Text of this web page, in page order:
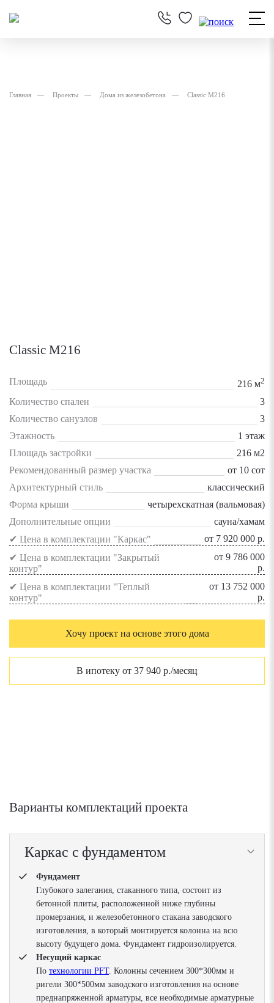
Главная Проекты Дома из железобетона Classic M216
Classic M216
Площадь 216 м2
Количество спален
3
Количество санузлов
3
Этажность
1 этаж
Площадь застройки
216 м2
Рекомендованный размер участка
от 10 сот
Архитектурный стиль
классический
Форма крыши
четырехскатная (вальмовая)
Дополнительные опции
сауна/хамам
✔ Цена в комплектации "Каркас"
от 7 920 000 р.
✔ Цена в комплектации "Закрытый
контур"
от 9 786 000
р.
✔ Цена в комплектации "Теплый
контур"
от 13 752 000
р.
Хочу проект на основе этого дома
В ипотеку от 37 940 р./месяц
Варианты комплектаций проекта
Каркас с фундаментом
Фундамент
Глубокого залегания, стаканного типа, состоит из
бетонной плиты, расположенной ниже глубины
промерзания, и железобетонного стакана заводского
изготовления, в который монтируется колонна на всю
высоту будущего дома. Фундамент гидроизолируется.
Несущий каркас
По технологии PFT. Колонны сечением 300*300мм и
ригели 300*500мм заводского изготовления на основе
преднапряженной арматуры, все необходимые арматурные